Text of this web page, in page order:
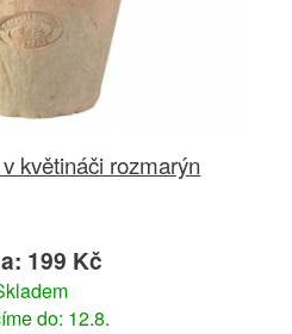
květináči rozmarýn
199 Kč
do: 12.8.